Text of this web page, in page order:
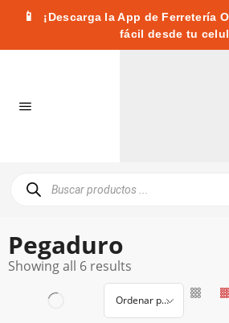
📱
¡Descarga la App de Ferretería
fácil desde tu
Pegaduro
Showing all 6 results